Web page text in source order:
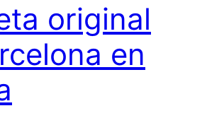
original
en